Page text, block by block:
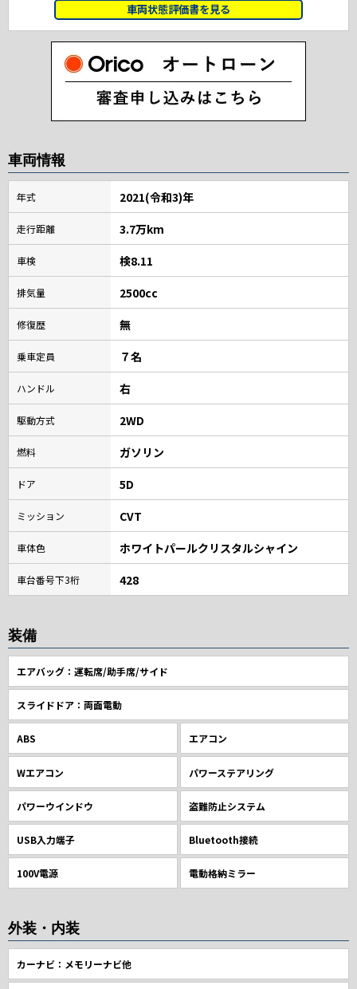
車両状態評価書を見る
車両情報
年式 2021(令和3)年
走行距離 3.7万km
車検 検8.11
排気量 2500cc
修復歴 無
乗車定員 ７名
ハンドル 右
駆動方式 2WD
燃料 ガソリン
ドア 5D
ミッション CVT
車体色 ホワイトパールクリスタルシャイン
車台番号下3桁 428
装備
エアバッグ：運転席/助手席/サイド
スライドドア：両面電動
ABS エアコン
Wエアコン パワーステアリング
パワーウインドウ 盗難防止システム
USB入力端子 Bluetooth接続
100V電源 電動格納ミラー
外装・内装
カーナビ：メモリーナビ他